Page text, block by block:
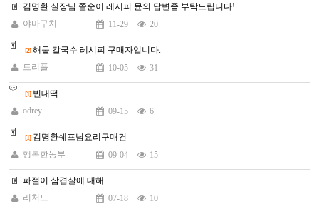
김명환 실장님 쫄순이 레시피 뮨의 답변좀 부탁드립니다!
야마구치
11-29 20
[2] 해물 칼국수 레시피 구매자입니다.
트리플
10-05 31
[1] 빈대떡
odrey
09-15 6
[1] 김명환쉐프님요리구매건
행복한농부
09-04 15
파절이 삼겹살에 대해
리처드
07-18 10